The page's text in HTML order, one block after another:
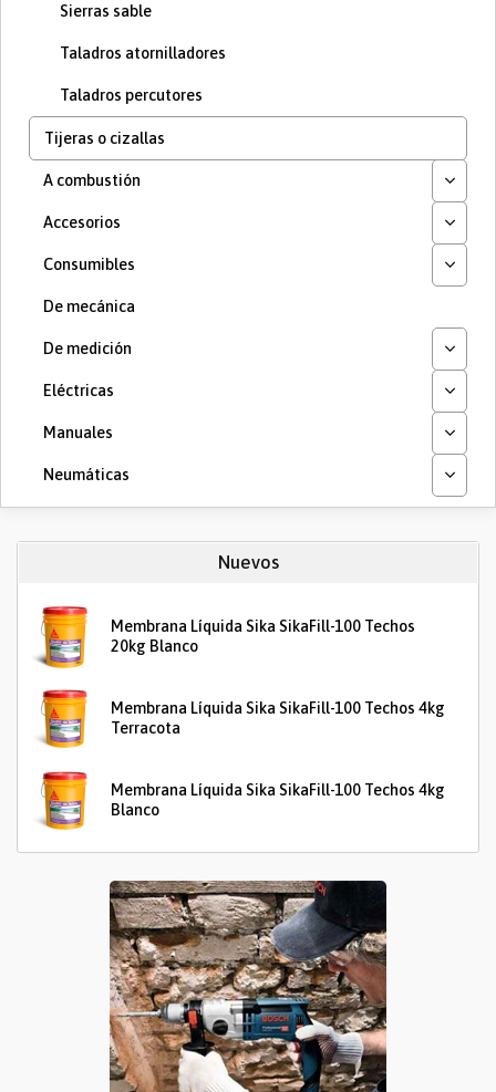
Sierras sable
Taladros atornilladores
Taladros percutores
Tijeras o cizallas
A combustión
Accesorios
Consumibles
De mecánica
De medición
Eléctricas
Manuales
Neumáticas
Nuevos
Membrana Líquida Sika SikaFill-100 Techos
20kg Blanco
Membrana Líquida Sika SikaFill-100 Techos 4kg
Terracota
Membrana Líquida Sika SikaFill-100 Techos 4kg
Blanco